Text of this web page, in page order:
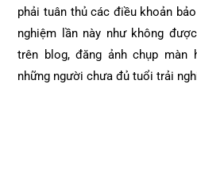
phải tuân thủ các điều khoản
nghiệm lần này như không
trên blog, đăng ảnh chụp màn
những người chưa đủ tuổi trải